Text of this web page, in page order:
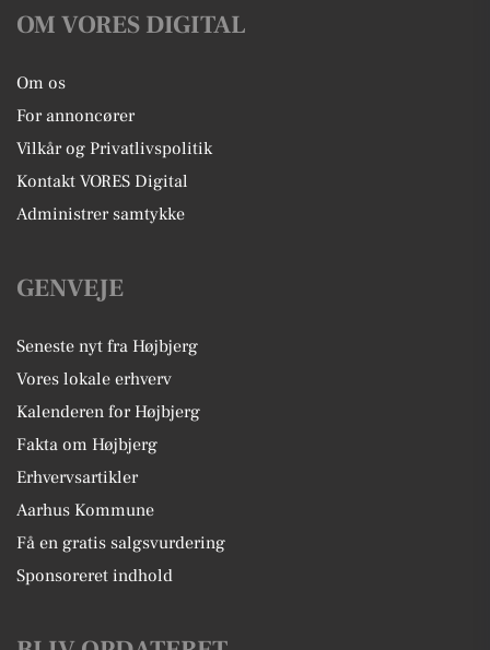
OM VORES DIGITAL
Om os
For annoncører
Vilkår og Privatlivspolitik
Kontakt VORES Digital
Administrer samtykke
GENVEJE
Seneste nyt fra Højbjerg
Vores lokale erhverv
Kalenderen for Højbjerg
Fakta om Højbjerg
Erhvervsartikler
Aarhus Kommune
Få en gratis salgsvurdering
Sponsoreret indhold